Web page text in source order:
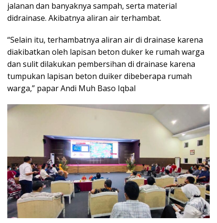
jalanan dan banyaknya sampah, serta material
didrainase. Akibatnya aliran air terhambat.
“Selain itu, terhambatnya aliran air di drainase karena
diakibatkan oleh lapisan beton duker ke rumah warga
dan sulit dilakukan pembersihan di drainase karena
tumpukan lapisan beton duiker dibeberapa rumah
warga,” papar Andi Muh Baso Iqbal